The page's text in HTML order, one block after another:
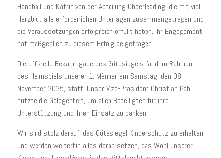
Handball und Katrin von der Abteilung Cheerleading, die mit viel
Herzblut alle erforderlichen Unterlagen zusammengetragen und
die Voraussetzungen erfolgreich erfüllt haben. Ihr Engagement
hat maßgeblich zu diesem Erfolg beigetragen.
Die offizielle Bekanntgabe des Gütesiegels fand im Rahmen
des Heimspiels unserer 1. Männer am Samstag, den 08.
November 2025, statt. Unser Vize-Präsident Christian Pahl
nutzte die Gelegenheit, um allen Beteiligten für ihre
Unterstützung und ihren Einsatz zu danken.
Wir sind stolz darauf, das Gütesiegel Kinderschutz zu erhalten
und werden weiterhin alles daran setzen, das Wohl unserer